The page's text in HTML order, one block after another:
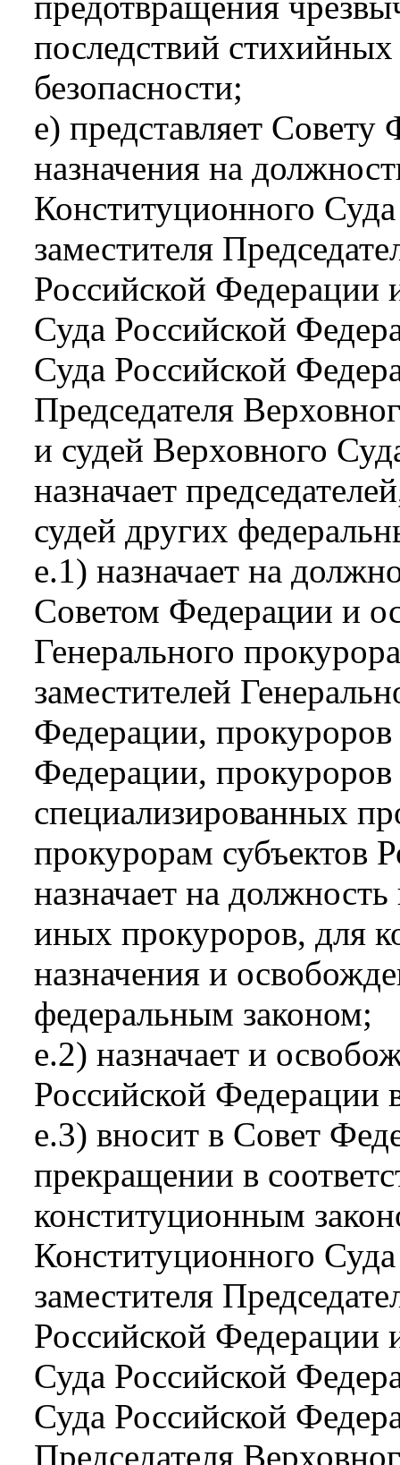
последствий
безопасности;
е) представляет
назначения на
Конституционного
заместителя
Российской Федерации
Суда Российской
Суда Российской
Председателя
и судей Верховного
назначает
судей других
е.1) назначает на
Советом Федерации и
Генерального
заместителей
Федерации, прокуроров
Федерации,
специализированных
прокурорам субъектов
назначает на
иных прокуроров, для
назначения и
федеральным законом;
е.2) назначает и
Российской Федерации
е.3) вносит в Совет
прекращении в
конституционным
Конституционного
заместителя
Российской Федерации
Суда Российской
Суда Российской
Председателя